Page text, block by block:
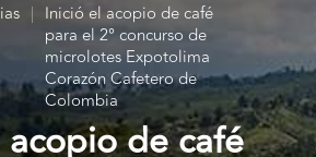
| Inició el acopio de café
para el 2° concurso de
microlotes Expotolima
Corazón Cafetero de
Colombia
de café